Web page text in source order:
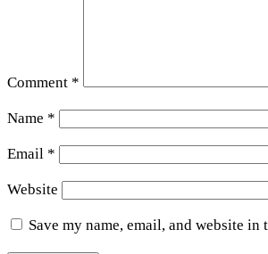
Comment *
Name *
Email *
Website
Save my name, email, and website